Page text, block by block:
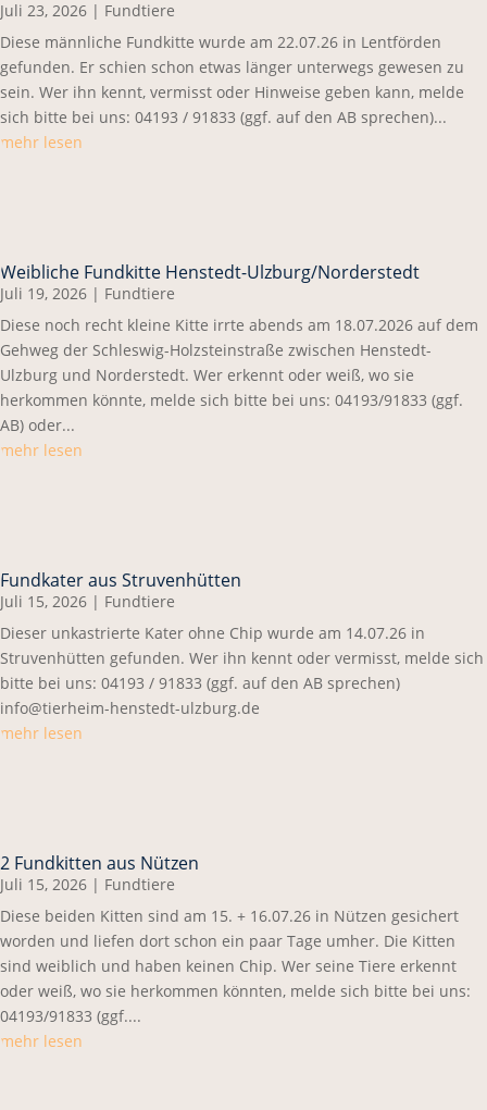
Juli 23, 2026 | Fundtiere
Diese männliche Fundkitte wurde am 22.07.26 in Lentförden
gefunden. Er schien schon etwas länger unterwegs gewesen zu
sein. Wer ihn kennt, vermisst oder Hinweise geben kann, melde
sich bitte bei uns: 04193 / 91833 (ggf. auf den AB sprechen)...
mehr lesen
Weibliche Fundkitte Henstedt-Ulzburg/Norderstedt
Juli 19, 2026 | Fundtiere
Diese noch recht kleine Kitte irrte abends am 18.07.2026 auf dem
Gehweg der Schleswig-Holzsteinstraße zwischen Henstedt-
Ulzburg und Norderstedt. Wer erkennt oder weiß, wo sie
herkommen könnte, melde sich bitte bei uns: 04193/91833 (ggf.
AB) oder...
mehr lesen
Fundkater aus Struvenhütten
Juli 15, 2026 | Fundtiere
Dieser unkastrierte Kater ohne Chip wurde am 14.07.26 in
Struvenhütten gefunden. Wer ihn kennt oder vermisst, melde sich
bitte bei uns: 04193 / 91833 (ggf. auf den AB sprechen)
info@tierheim-henstedt-ulzburg.de
mehr lesen
2 Fundkitten aus Nützen
Juli 15, 2026 | Fundtiere
Diese beiden Kitten sind am 15. + 16.07.26 in Nützen gesichert
worden und liefen dort schon ein paar Tage umher. Die Kitten
sind weiblich und haben keinen Chip. Wer seine Tiere erkennt
oder weiß, wo sie herkommen könnten, melde sich bitte bei uns:
04193/91833 (ggf....
mehr lesen